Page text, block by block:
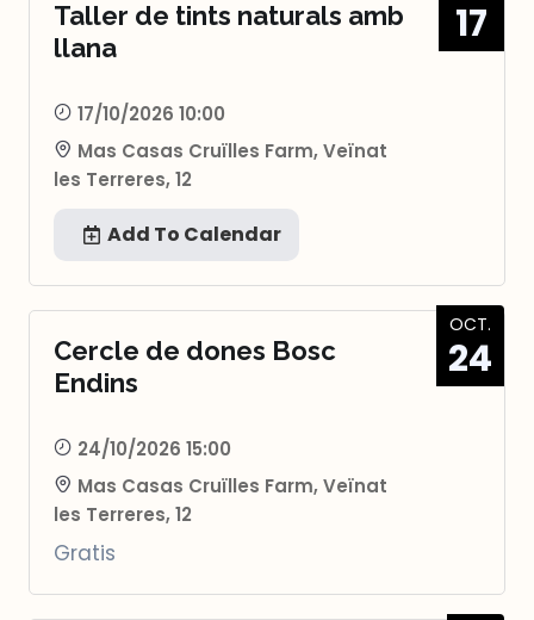
17
Taller de tints naturals amb
llana
17/10/2026 10:00
Mas Casas Cruïlles Farm, Veïnat
les Terreres, 12
Add To Calendar
OCT.
24
Cercle de dones Bosc
Endins
24/10/2026 15:00
Mas Casas Cruïlles Farm, Veïnat
les Terreres, 12
Gratis